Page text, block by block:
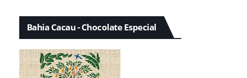
Bahia Cacau - Chocolate Especial